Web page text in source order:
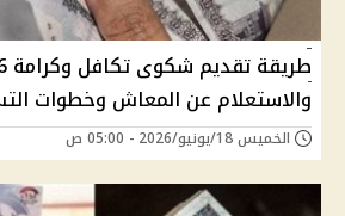
والاستعلام عن المعاش وخطوات
الخميس 18/يونيو/2026 - 05:00 ص